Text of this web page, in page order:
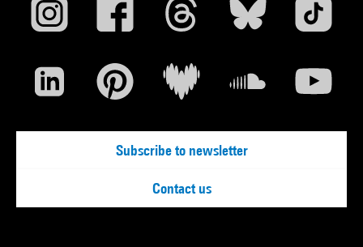
Subscribe to newsletter
Contact us